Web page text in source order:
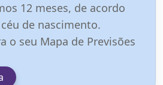
12 meses, de acordo
de nascimento.
o seu Mapa de Previsões